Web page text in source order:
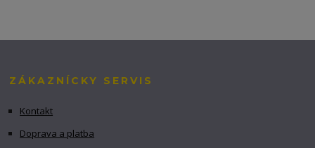
ZÁKAZNÍCKY SERVIS
Kontakt
Doprava a platba